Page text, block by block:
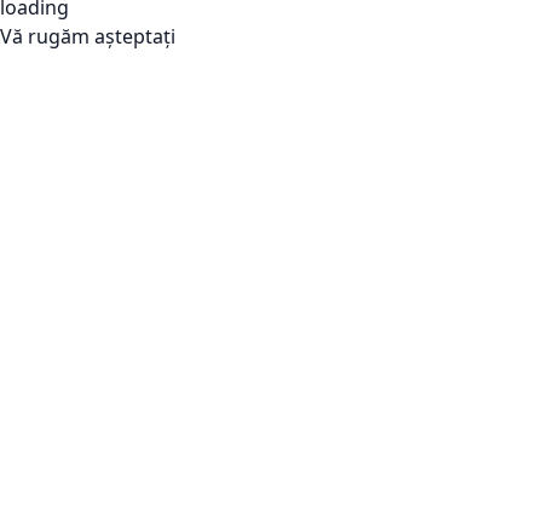
Vă rugăm așteptați